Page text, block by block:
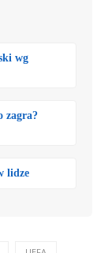
wg
zagra?
lidze